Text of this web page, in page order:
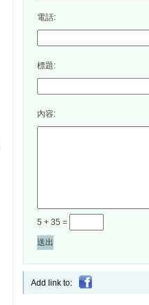
電話:
標題:
內容:
5 + 35 =
Add link to: